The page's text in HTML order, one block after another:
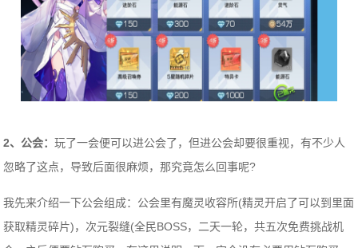
2、公会：玩了一会便可以进公会了，但进公会却要很重视，有不少人
忽略了这点，导致后面很麻烦，那究竟怎么回事呢?
我先来介绍一下公会组成：公会里有魔灵收容所(精灵开启了可以到里面
获取精灵碎片)，次元裂缝(全民BOSS，二天一轮，共五次免费挑战机